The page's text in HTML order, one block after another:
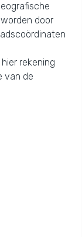
door
rekening
van de